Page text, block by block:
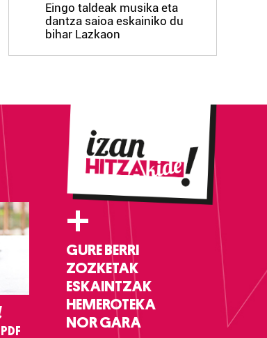
Eingo taldeak musika eta
dantza saioa eskainiko du
bihar Lazkaon
+
GURE BERRI
ZOZKETAK
ESKAINTZAK
HEMEROTEKA
NOR GARA